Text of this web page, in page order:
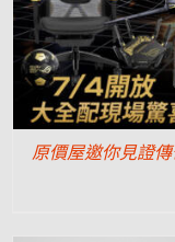
原價屋邀你見證